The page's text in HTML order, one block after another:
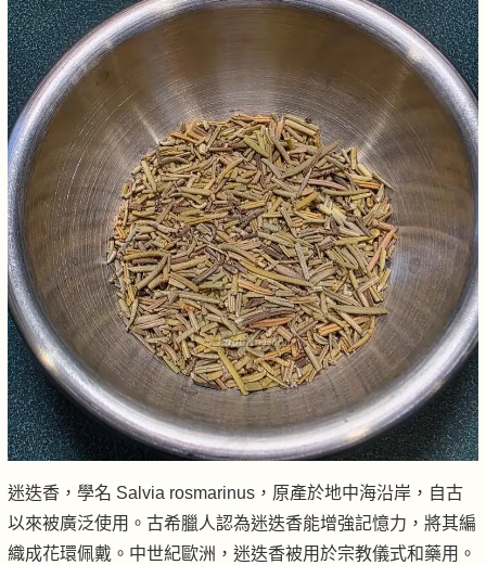
迷迭香，學名 Salvia rosmarinus，原產於地中海沿岸，自古
以來被廣泛使用。古希臘人認為迷迭香能增強記憶力，將其編
織成花環佩戴。中世紀歐洲，迷迭香被用於宗教儀式和藥用。